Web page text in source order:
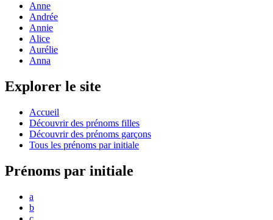
Anne
Andrée
Annie
Alice
Aurélie
Anna
Explorer le site
Accueil
Découvrir des prénoms filles
Découvrir des prénoms garçons
Tous les prénoms par initiale
Prénoms par initiale
a
b